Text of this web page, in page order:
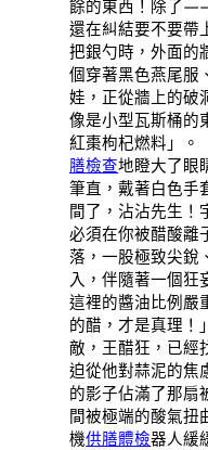
餘的東西！除了
還在糾結要不要帶
把銀勺時，外面的
個穿著黑色燕尾服
娃，正從牆上的破
像是小型瓦斯桶的
紅棗枸杞燃料」
膳檢查地瞪大了眼
筆直，戴著白色手
間了，沾沾先生！
必須在你被醋酸離
落，一股極致尖銳
入，伴隨著一個狂
這裡的醬油比例嚴
的醋，才是真理！
敵，王醋狂，已經
迫從他對蒜泥的焦
的影子佔滿了那扇
間被極端的酸氣扭
機供膳體檢器人緩